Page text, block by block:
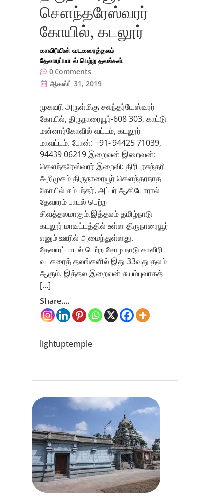
சௌந்தரேஸ்வரர்
கோயில், கடலூர்
காவிரியின் வடகரைத்தலம்
தேவாரப்பாடல் பெற்ற தலங்கள்
0 Comments
ஆகஸ்ட் 31, 2019
முகவரி அருள்மிகு சவுந்தர்யேஸ்வரர்
கோயில், திருநாரையூர்-608 303, காட்டு
மன்னார்கோவில் வட்டம், கடலூர்
மாவட்டம். போன்: +91- 94425 71039,
94439 06219 இறைவன் இறைவன்:
சௌந்தரேஸ்வரர் இறைவி: திரிபுரசுந்தரி
அறிமுகம் திருநாரையூர் சௌந்தரநாத
கோயில் சம்பந்தர், அப்பர் ஆகியோரால்
தேவாரம் பாடல் பெற்ற
சிவத்தலமாகும்.இத்தலம் தமிழ்நாடு
கடலூர் மாவட்டத்தில் உள்ள திருநாரையூர்
எனும் ஊரில் அமைந்துள்ளது.
தேவாரப்பாடல் பெற்ற சோழ நாடு காவிரி
வடகரைத் தலங்களில் இது 33வது தலம்
ஆகும். இத்தல இறைவன் சுயம்புவாகத்
[…]
Share....
lightuptemple